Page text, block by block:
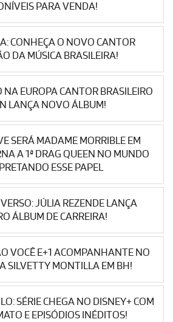
PARA VENDA!
CONHEÇA O NOVO CANTOR
DA MÚSICA BRASILEIRA!
NA EUROPA CANTOR BRASILEIRO
LANÇA NOVO ÁLBUM!
SERÁ MADAME MORRIBLE EM
A 1ª DRAG QUEEN NO MUNDO
ESSE PAPEL
JÚLIA REZENDE LANÇA
ÁLBUM DE CARREIRA!
VOCÊ E+1 ACOMPANHANTE NO
SILVETTY MONTILLA EM BH!
SÉRIE CHEGA NO DISNEY+ COM
E EPISÓDIOS INÉDITOS!